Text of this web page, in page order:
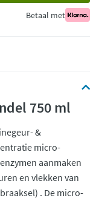
Betaal met
750 ml
&
micro-
aanmaken
en vlekken van
. De micro-